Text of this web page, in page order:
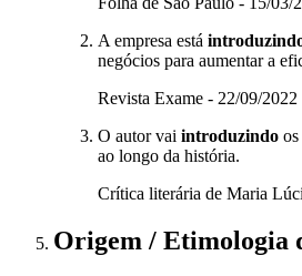
A empresa está
negócios para aumentar a
Revista Exame - 22/09/2022
O autor vai introduzindo
ao longo da história.
Crítica literária de Maria
Origem / Etimologia